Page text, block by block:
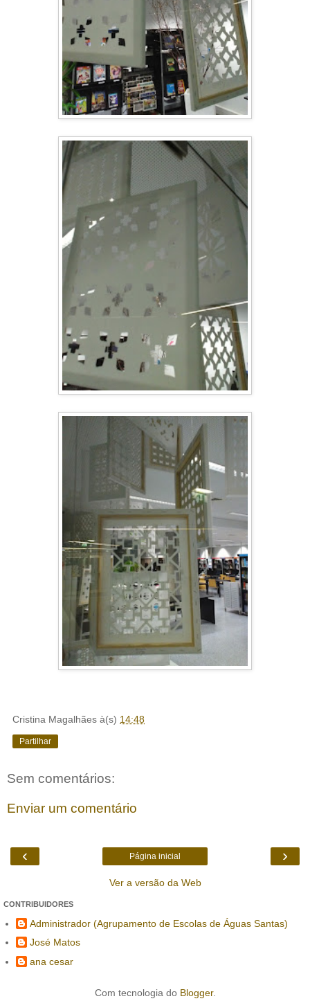
Cristina Magalhães à(s) 14:48
Partilhar
Sem comentários:
Enviar um comentário
‹ ›
Página inicial
Ver a versão da Web
CONTRIBUIDORES
Administrador (Agrupamento de Escolas de Águas Santas)
José Matos
ana cesar
Com tecnologia do Blogger.